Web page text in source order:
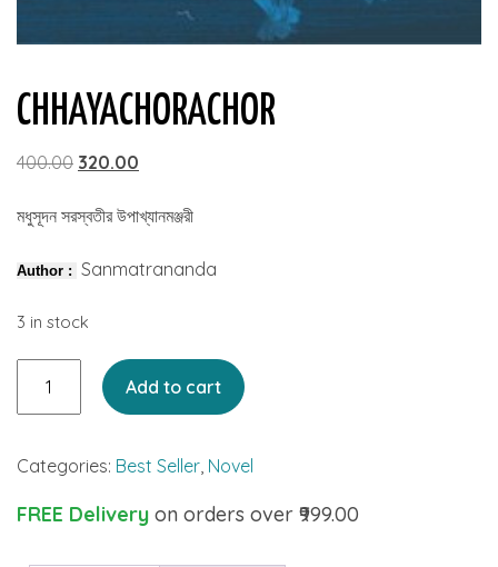
CHHAYACHORACHOR
400.00 Original
was:
320.00
is:
মধুসূদন সরস্বতীর উপাখ্যানমঞ্জরী
Author : Sanmatrananda
3 in stock
Chhayachorachor
Add to cart
Categories: Best Seller, Novel
FREE Delivery on orders over ₹999.00